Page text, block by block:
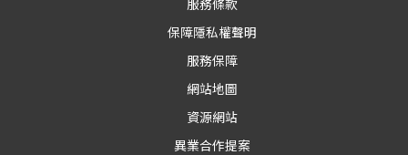
服務條款
保障隱私權聲明
服務保障
網站地圖
資源網站
異業合作提案